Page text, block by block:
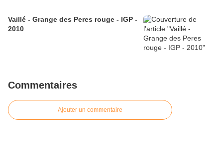
Vaillé - Grange des Peres rouge - IGP -
2010
Commentaires
Ajouter un commentaire